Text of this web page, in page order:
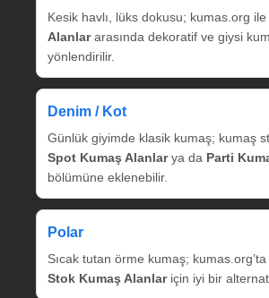
Kesik havlı, lüks dokusu; kumas.org ile
Alanlararasında dekoratif ve giysi
yönlendirilir.
Denim / Kot
Günlük giyimde klasik kumaş; kumaş
Spot Kumaş Alanlarya da Parti
bölümüne eklenebilir.
Polar
Sıcak tutan örme kumaş; kumas.org’ta
Stok Kumaş Alanlariçin iyi bir